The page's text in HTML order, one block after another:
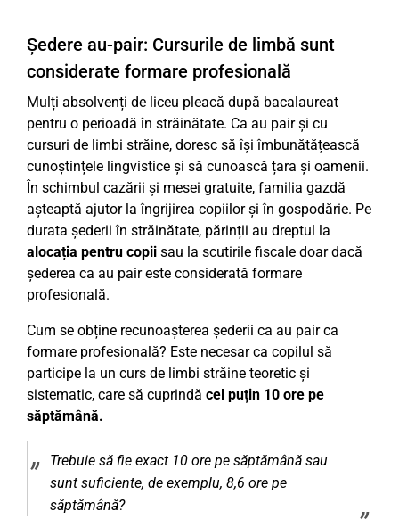
Ședere au-pair: Cursurile de limbă sunt
considerate formare profesională
Mulți absolvenți de liceu pleacă după bacalaureat
pentru o perioadă în străinătate. Ca au pair și cu
cursuri de limbi străine, doresc să își îmbunătățească
cunoștințele lingvistice și să cunoască țara și oamenii.
În schimbul cazării și mesei gratuite, familia gazdă
așteaptă ajutor la îngrijirea copiilor și în gospodărie. Pe
durata șederii în străinătate, părinții au dreptul la
alocația pentru copii sau la scutirile fiscale doar dacă
șederea ca au pair este considerată formare
profesională.
Cum se obține recunoașterea șederii ca au pair ca
formare profesională? Este necesar ca copilul să
participe la un curs de limbi străine teoretic și
sistematic, care să cuprindă cel puțin 10 ore pe
săptămână.
Trebuie să fie exact 10 ore pe săptămână sau
sunt suficiente, de exemplu, 8,6 ore pe
săptămână?